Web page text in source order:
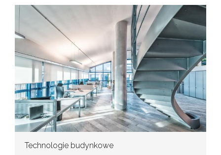
Technologie budynkowe